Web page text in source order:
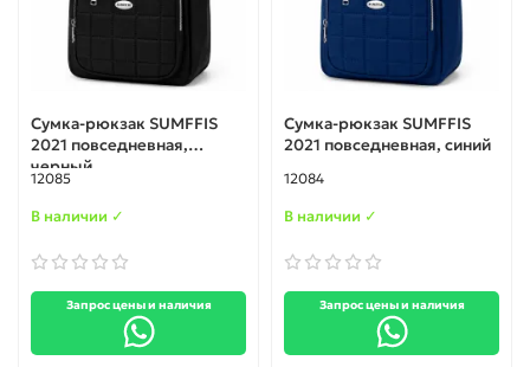
Сумка-рюкзак SUMFFIS
2021 повседневная,
черный
12085
В наличии ✓
Запрос цены и наличия
Сумка-рюкзак SUMFFIS
2021 повседневная, синий
12084
В наличии ✓
Запрос цены и наличия